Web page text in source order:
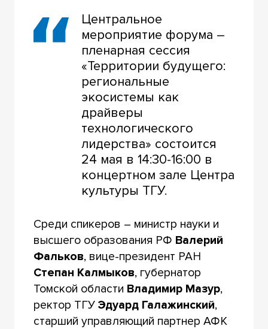
Центральное
мероприятие форума –
пленарная сессия
«Территории будущего:
региональные
экосистемы как
драйверы
технологического
лидерства» состоится
24 мая в 14:30-16:00 в
концертном зале Центра
культуры ТГУ.
Среди спикеров – министр науки и
высшего образования РФ Валерий
Фальков, вице-президент РАН
Степан Калмыков, губернатор
Томской области Владимир Мазур,
ректор ТГУ Эдуард Галажинский,
старший управляющий партнер АФК